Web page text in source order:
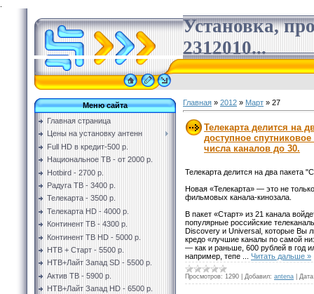
Установка,
2312010...
Меню сайта
Главная страница
Цены на установку антенн
Full HD в кредит-500 р.
Национальное ТВ - от 2000 р.
Hotbird - 2700 р.
Радуга ТВ - 3400 р.
Телекарта - 3500 р.
Телекарта HD - 4000 р.
Континент ТВ - 4300 р.
Континент ТВ HD - 5000 р.
НТВ + Старт - 5500 р.
НТВ+Лайт Запад SD - 5500 р.
Актив ТВ - 5900 р.
НТВ+Лайт Запад HD - 6500 р.
Главная » 2012 » Март » 27
Телекарта делится на
доступное
числа каналов до 30.
Телекарта делится на два пакета
Новая «Телекарта» — это не
фильмовых канала-кинозала.
В пакет «Старт» из 21 канала
популярные российские
Discovery и Universal, которые Вы
кредо «лучшие каналы по самой
— как и раньше, 600 рублей в год
например, тепе
Читать дальше »
Просмотров: 1290 Добавил: antena